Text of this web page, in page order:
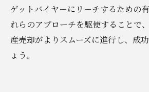
ゲットバイヤーにリーチするための
れらのアプローチを駆使することで
産売却がよりスムーズに進行し、成
ょう。